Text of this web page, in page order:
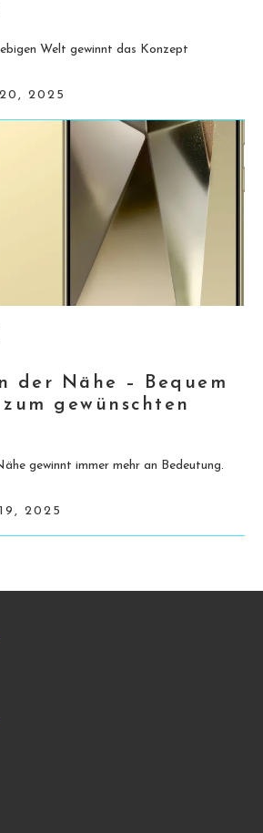
Welt gewinnt das Konzept
2025
der Nähe – Bequem
gewünschten
gewinnt immer mehr an Bedeutung.
2025